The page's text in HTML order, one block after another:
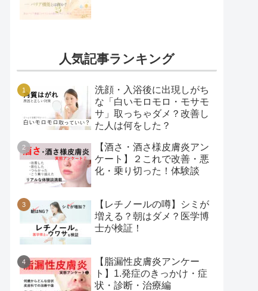
人気記事ランキング
洗顔・入浴後に出現しがち
な「白いモロモロ・モサモ
サ」取っちゃダメ？改善し
た人は何をした？
【酒さ・酒さ様皮膚炎アン
ケート】２これで改善・悪
化・乗り切った！体験談
【レチノールの噂】シミが
増える？朝はダメ？医学博
士が検証！
【脂漏性皮膚炎アンケー
ト】1.発症のきっかけ・症
状・診断・治療編